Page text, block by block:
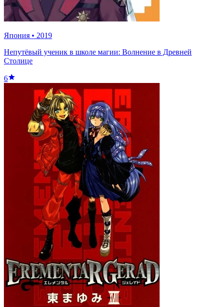
Япония • 2019
Непутёвый ученик в школе магии: Волнение в Древней
Столице
6